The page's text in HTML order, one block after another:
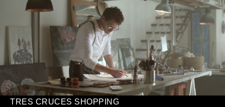
TRES CRUCES SHOPPING